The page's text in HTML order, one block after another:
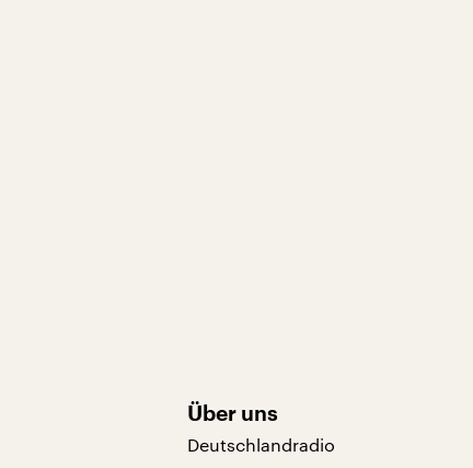
Über uns
Deutschlandradio